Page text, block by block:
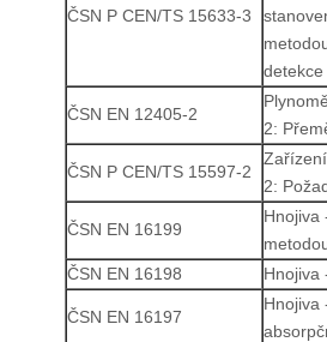
ČSN P CEN/TS 15633-3
ČSN EN 12405-2
2:
ČSN P CEN/TS 15597-2
2:
ČSN EN 16199
Hnojiva
ČSN EN 16198
Hnojiva
ČSN EN 16197
Hnojiva